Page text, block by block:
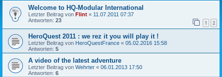
Welcome to HQ-Modular International
Letzter Beitrag von Flint « 11.07.2011 07:37
Antworten: 23 1 2
HeroQuest 2011 : we rez it you will play it !
Letzter Beitrag von HeroQuestFrance « 05.02.2016 15:58
Antworten: 5
A video of the latest adventure
Letzter Beitrag von Wehrter « 06.01.2013 17:50
Antworten: 6